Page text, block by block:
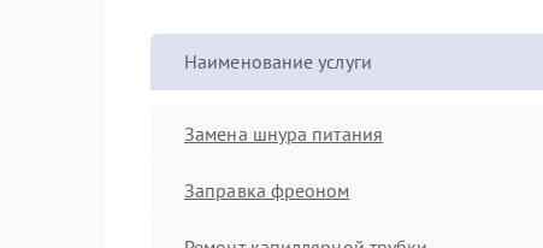
Наименование услуги
Замена шнура питания
Заправка фреоном